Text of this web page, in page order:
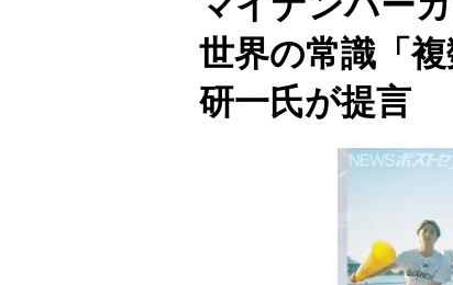
世界の常識「
研一氏が提言